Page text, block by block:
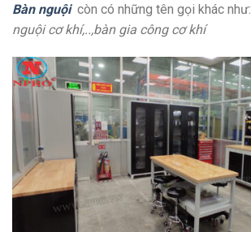
Bàn nguội còn có những tên gọi khác như:
nguội cơ khí,..,bàn gia công cơ khí